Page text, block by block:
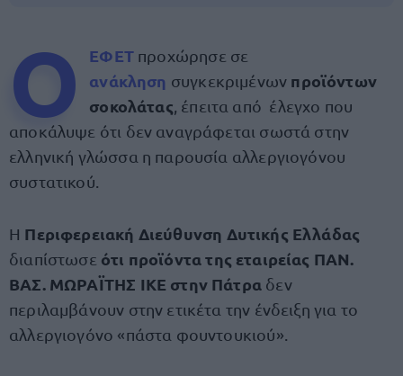
Ο ΕΦΕΤ προχώρησε σε
ανάκληση συγκεκριμένων προϊόντων
σοκολάτας , έπειτα από έλεγχο που
αποκάλυψε ότι δεν αναγράφεται σωστά στην
ελληνική γλώσσα η παρουσία αλλεργιογόνου
συστατικού.
H Περιφερειακή Διεύθυνση Δυτικής Ελλάδας
διαπίστωσε ότι προϊόντα της εταιρείας ΠΑΝ.
ΒΑΣ. ΜΩΡΑΪΤΗΣ ΙΚΕ στην Πάτρα δεν
περιλαμβάνουν στην ετικέτα την ένδειξη για το
αλλεργιογόνο «πάστα φουντουκιού».